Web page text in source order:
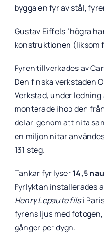
bygga en fyr av stål,
Gustav Eiffels ”högra
konstruktionen (liksom
Fyren tillverkades av
Den finska verkstaden
Verkstad, under ledning
monterade ihop den
delar genom att nita
en miljon nitar
131 steg.
Tankar fyr lyser14,5
Fyrlyktan installerades
Henry Lepaute filsi
fyrens ljus med
gånger per dygn.